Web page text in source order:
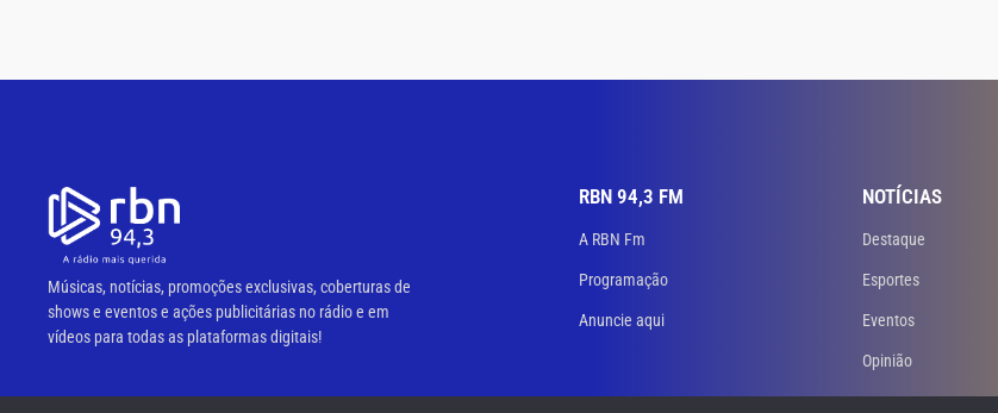
Músicas, notícias, promoções exclusivas, coberturas de
shows e eventos e ações publicitárias no rádio e em
vídeos para todas as plataformas digitais!
RBN 94,3 FM
A RBN Fm
Programação
Anuncie aqui
NOTÍCIAS
Destaque
Esportes
Eventos
Opinião